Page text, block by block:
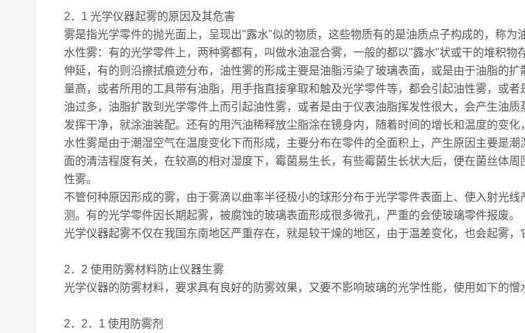
2．1 光学仪器起雾的原因及其危害
雾是指光学零件的抛光面上，呈现出"露水"似的物质，这些物质有的是油质点子构成的，称
水性雾：有的光学零件上，两种雾都有，叫做水油混合雾，一般的都以"露水"状或干的堆积
伸延，有的则沿擦拭痕迹分布，油性雾的形成主要是油脂污染了玻璃表面，或是由于油脂的
量高，或者所用的工具带有油脂，用手指直接拿取和触及光学零件等，都会引起油性雾，或
油过多，油脂扩散到光学零件上而引起油性雾，或者是由于仪表油脂挥发性很大，会产生油
发挥干净，就涂油装配。还有的用汽油稀释放尘脂涂在镜身内，随着时间的增长和温度的变
水性雾是由于潮湿空气在温度变化下而形成，主要分布在零件的全面积上，产生原因主要是
面的清洁程度有关，在较高的相对湿度下，霉菌易生长，有些霉菌生长状大后，便在菌丝体
性雾。
不管何种原因形成的雾，由于雾滴以曲率半径极小的球形分布于光学零件表面上、使入射光
测。有的光学零件因长期起雾，被腐蚀的玻璃表面形成很多微孔，严重的会使玻璃零件报废。
光学仪器起雾不仅在我国东南地区严重存在，就是较干燥的地区，由于温差变化，也会起雾，
2．2 使用防雾材料防止仪器生雾
光学仪器的防雾材料，要求具有良好的防雾效果，又要不影响玻璃的光学性能，使用如下的憎
2．2．1 使用防雾剂